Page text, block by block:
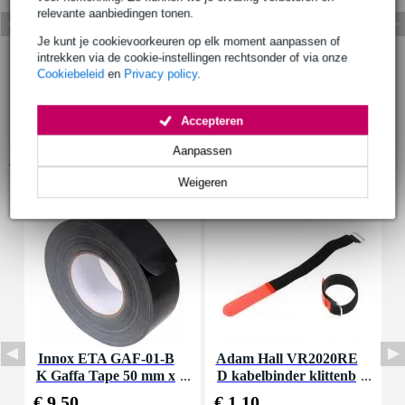
relevante aanbiedingen tonen.
Je kunt je cookievoorkeuren op elk moment aanpassen of
intrekken via de cookie-instellingen rechtsonder of via onze
Cookiebeleid en Privacy policy.
Weigeren
Aanpassen
Accepteren
Innox ETA GAF-01-B
K Gaffa Tape 50 mm x
Adam Hall VR2020RE
D kabelbinder klittenb